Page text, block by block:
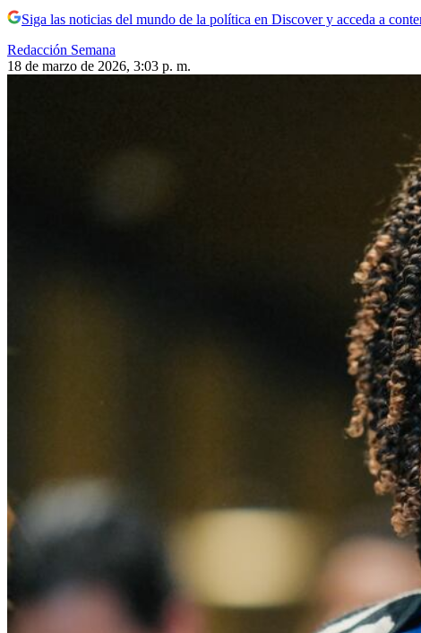
Siga las noticias del mundo de la política en Discover y acceda a
Redacción Semana
18 de marzo de 2026, 3:03 p. m.